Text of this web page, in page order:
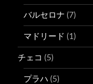
バルセロナ (7)
マドリード (1)
チェコ (5)
プラハ (5)